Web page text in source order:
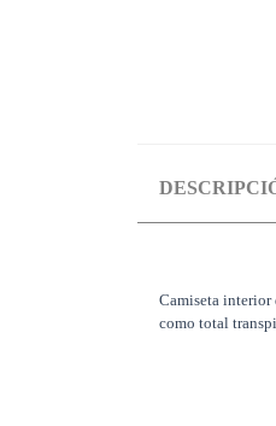
Camiseta interior
como total